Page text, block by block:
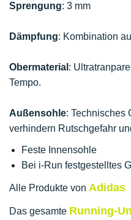
Sprengung: 3 mm
Dämpfung: Kombination
Obermaterial :
Tempo.
Außensohle: Technisches
verhindern Rutschgefahr
Feste Innensohle
Bei i-Run festgestelltes
Alle Produkte von Adidas
Das gesamte Running-